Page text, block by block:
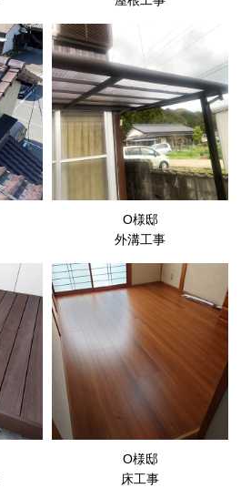
O様邸
外溝工事
O様邸
床工事